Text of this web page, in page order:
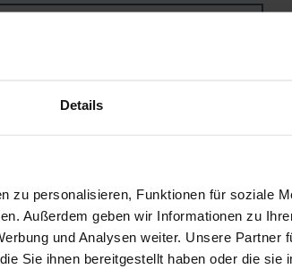
Details
zu personalisieren, Funktionen für soziale
Außerdem geben wir Informationen zu
und Analysen weiter. Unsere Partner
Sie ihnen bereitgestellt haben oder die sie